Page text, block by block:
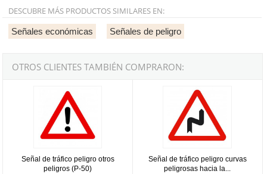
DESCUBRE MÁS PRODUCTOS SIMILARES EN:
Señales económicas Señales de peligro
OTROS CLIENTES TAMBIÉN COMPRARON:
Señal de tráfico peligro otros
peligros (P-50)
Señal de tráfico peligro curvas
peligrosas hacia la...